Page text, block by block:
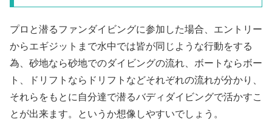
プロと潜るファンダイビングに参加した場合、エントリー
からエギジットまで水中では皆が同じような行動をする
為、砂地なら砂地でのダイビングの流れ、ボートならボー
ト、ドリフトならドリフトなどそれぞれの流れが分かり、
それらをもとに自分達で潜るバディダイビングで活かすこ
とが出来ます。というか想像しやすいでしょう。